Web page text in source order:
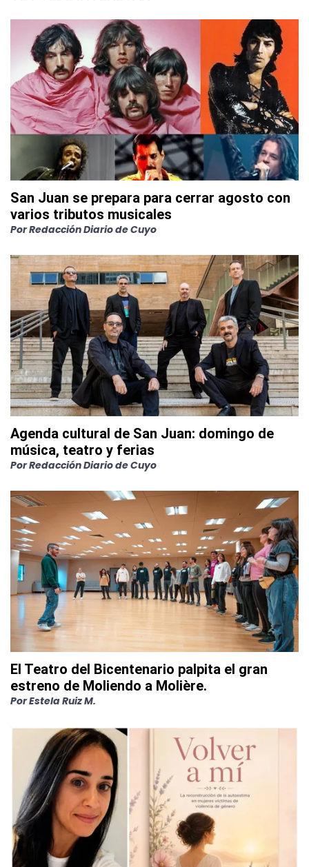
San Juan se prepara para cerrar agosto con
varios tributos musicales
PorRedacción Diario de Cuyo
Agenda cultural de San Juan: domingo de
música, teatro y ferias
PorRedacción Diario de Cuyo
El Teatro del Bicentenario palpita el gran
estreno de Moliendo a Molière.
PorEstela Ruiz M.